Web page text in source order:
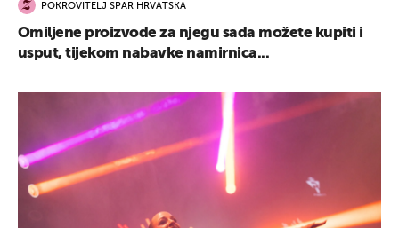
POKROVITELJ SPAR HRVATSKA
Omiljene proizvode za njegu sada možete kupiti i
usput, tijekom nabavke namirnica...